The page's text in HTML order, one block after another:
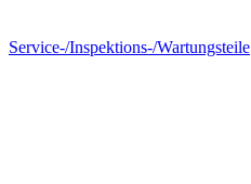
Service-/Inspektions-/Wartungsteile